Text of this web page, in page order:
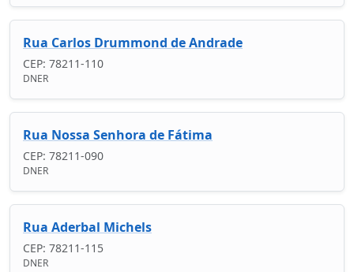
Rua Carlos Drummond de Andrade
CEP: 78211-110
DNER
Rua Nossa Senhora de Fátima
CEP: 78211-090
DNER
Rua Aderbal Michels
CEP: 78211-115
DNER